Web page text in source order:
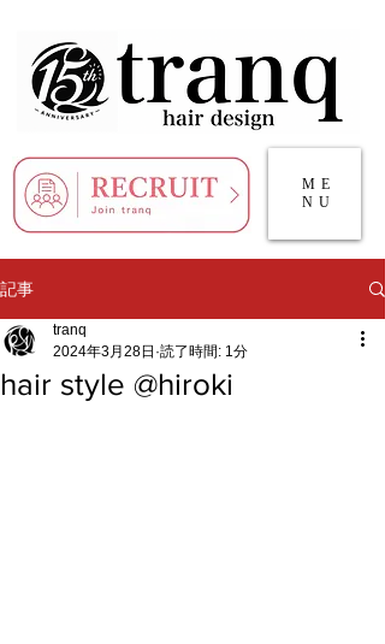
ME
NU
記事
hair style @hiroki
tranq
2024年3月28日 読了時間: 1分